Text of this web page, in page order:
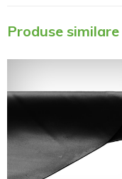
Produse similare